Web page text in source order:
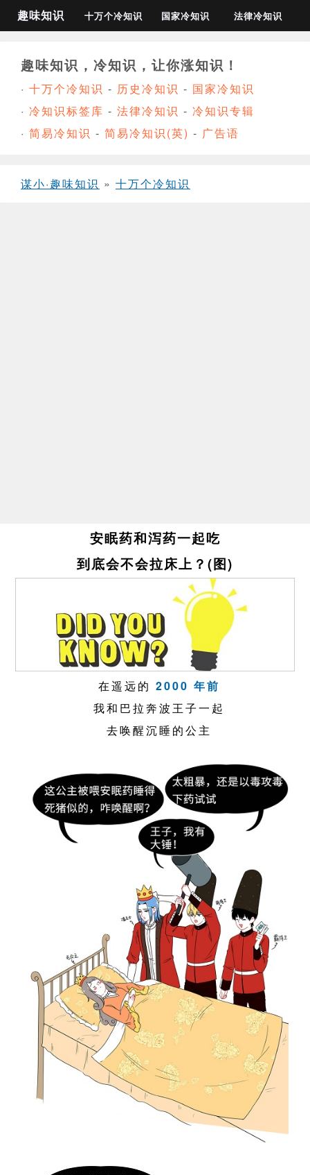
趣味知识 十万个冷知识 国家冷知识 法律冷知识
趣味知识，冷知识，让你涨知识！
· 十万个冷知识 - 历史冷知识 - 国家冷知识
· 冷知识标签库 - 法律冷知识 - 冷知识专辑
· 简易冷知识 - 简易冷知识(英) - 广告语
谋小·趣味知识 » 十万个冷知识
安眠药和泻药一起吃
到底会不会拉床上？(图)
在遥远的2000 年前
我和巴拉奔波王子一起
去唤醒沉睡的公主